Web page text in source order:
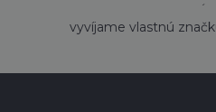
´
vyvíjame vlastnú